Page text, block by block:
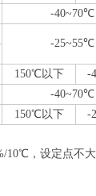
-40~70℃
-25~55℃
150℃ 以下 -
-40~70℃
150℃ 以下 -
10℃ ，设定点不